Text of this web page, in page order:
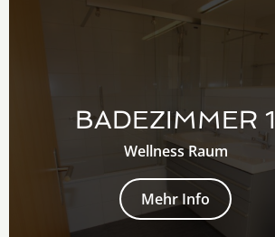
BADEZIMMER 1
Wellness Raum
Mehr Info